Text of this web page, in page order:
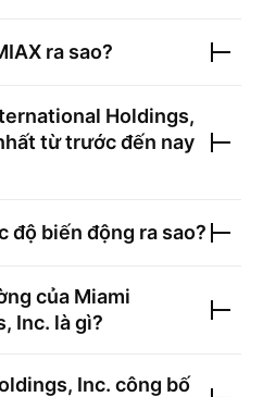
ra sao?
Holdings,
từ trước đến nay
độ biến động ra sao?
của Miami
Inc. là gì?
Inc. công bố